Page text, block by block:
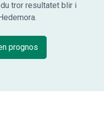
tror resultatet blir i
prognos